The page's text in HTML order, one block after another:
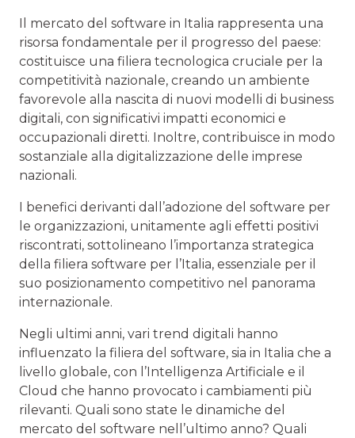
Il mercato del software in Italia rappresenta una
risorsa fondamentale per il progresso del paese:
costituisce una filiera tecnologica cruciale per la
competitività nazionale, creando un ambiente
favorevole alla nascita di nuovi modelli di business
digitali, con significativi impatti economici e
occupazionali diretti. Inoltre, contribuisce in modo
sostanziale alla digitalizzazione delle imprese
nazionali.
I benefici derivanti dall’adozione del software per
le organizzazioni, unitamente agli effetti positivi
riscontrati, sottolineano l’importanza strategica
della filiera software per l’Italia, essenziale per il
suo posizionamento competitivo nel panorama
internazionale.
Negli ultimi anni, vari trend digitali hanno
influenzato la filiera del software, sia in Italia che a
livello globale, con l’Intelligenza Artificiale e il
Cloud che hanno provocato i cambiamenti più
rilevanti. Quali sono state le dinamiche del
mercato del software nell’ultimo anno? Quali